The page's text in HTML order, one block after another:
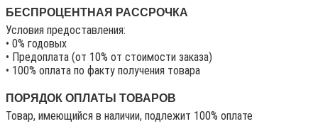
БЕСПРОЦЕНТНАЯ РАССРОЧКА
Условия предоставления:
• 0% годовых
• Предоплата (от 10% от стоимости заказа)
• 100% оплата по факту получения товара
ПОРЯДОК ОПЛАТЫ ТОВАРОВ
Товар, имеющийся в наличии, подлежит 100% оплате